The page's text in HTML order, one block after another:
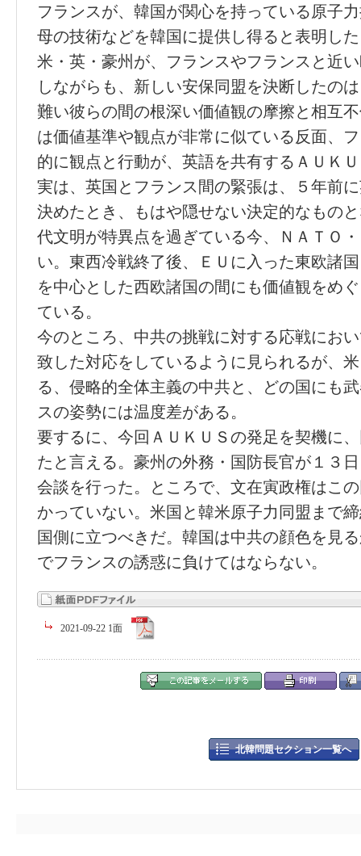
フランスが、韓国が関心を持っている原子
母の技術などを韓国に提供し得ると表明し
米・英・豪州が、フランスやフランスと近
しながらも、新しい安保同盟を決断したの
難い彼らの間の根深い価値観の摩擦と相互
は価値基準や観点が非常に似ている反面、
的に観点と行動が、英語を共有するＡＵＫ
実は、英国とフランス間の緊張は、５年前
決めたとき、もはや隠せない決定的なもの
代文明が特異点を過ぎている今、ＮＡＴＯ
い。東西冷戦終了後、ＥＵに入った東欧諸
を中心とした西欧諸国の間にも価値観をめ
ている。
今のところ、中共の挑戦に対する応戦にお
致した対応をしているように見られるが、
る、侵略的全体主義の中共と、どの国にも
スの姿勢には温度差がある。
要するに、今回ＡＵＫＵＳの発足を契機に
たと言える。豪州の外務・国防長官が１３
会談を行った。ところで、文在寅政権はこ
かっていない。米国と韓米原子力同盟まで
国側に立つべきだ。韓国は中共の顔色を見
でフランスの誘惑に負けてはならない。
2021-09-22 1面
北韓問題セクション一覧へ